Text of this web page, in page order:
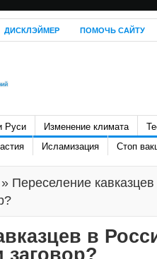
ДИСКЛЭЙМЕР ПОМОЧЬ САЙТУ
Руси Изменение климата
Исламизация Стоп
» Переселение
в